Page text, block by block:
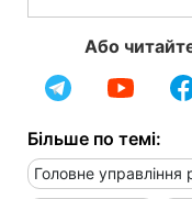
Або
Більше по темі:
Головне управління